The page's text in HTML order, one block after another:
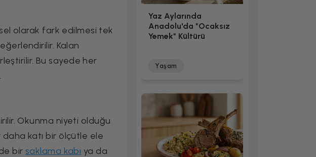
olarak fark edilmesi tek
Kalan
Bu sayede her
Okunma niyeti olduğu
katı bir ölçütle ele
bir saklama kabı ya da
Yaz Aylarında
Anadolu'da "Ocaksız
Yemek" Kültürü
Yaşam